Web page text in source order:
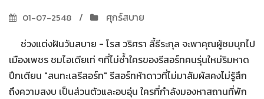
01-07-2548
ศุกร์สบาย
ช่วงแต่งฝันวันสบาย - โรส วริศรา ลี้ธีระกุล จะพาคุณผู้ชมบุกไป
เมืองเพชร ชมไอเดียเท่ ๆที่ไม่ซ้ำใครของรีสอร์ทคนรุ่นใหม่ริมหาด
ปึกเตียน "สนทะเลรีสอร์ท" รีสอร์ทห้าดาวที่ไม่มาสัมผัสคงไม่รู้สึก
ถึงความสงบ เป็นส่วนตัวและอบอุ่น ใครที่กำลังมองหาสถานที่พัก